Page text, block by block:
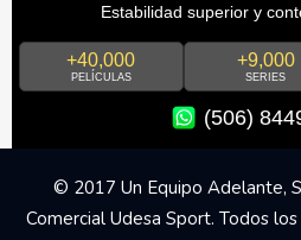
Estabilidad superior y
+40,000
PELÍCULAS
+9,000
SERIES
(506)
© 2017 Un Equipo Adelante,
Comercial Udesa Sport. Todos